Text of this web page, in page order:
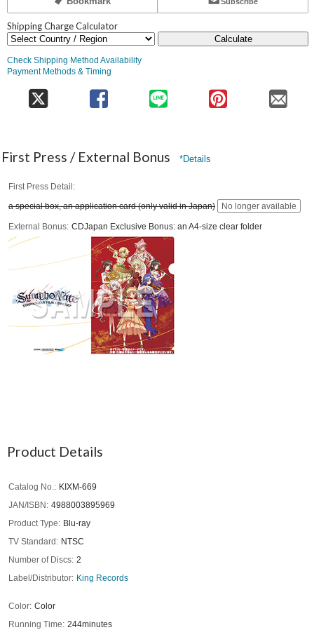
Shipping Charge Calculator
Calculate
Check Shipping Method Availability
Payment Methods & Timing
First Press / External Bonus *Details
First Press Detail
a special box, an application card (only valid in Japan) No longer available
External Bonus CDJapan Exclusive Bonus: an A4-size clear folder
Product Details
Catalog No.
KIXM-669
JAN/ISBN
4988003895969
Product Type
Blu-ray
TV Standard
NTSC
Number of Discs 2
Label/Distributor
King Records
Color Color
Running Time
244minutes